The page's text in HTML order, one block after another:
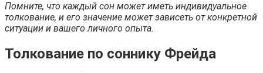
Помните, что каждый сон может иметь индивидуальное
толкование, и его значение может зависеть от конкретной
ситуации и вашего личного опыта.
Толкование по соннику Фрейда